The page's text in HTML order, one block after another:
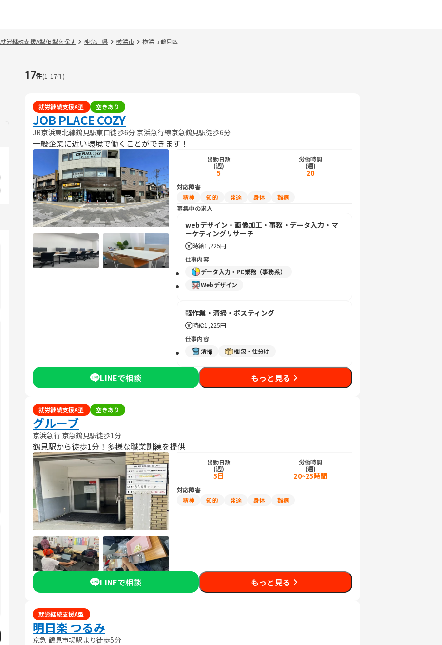
就労継続支援A型/B型を探す 神奈川県 横浜市 横浜市鶴見区
17件(1 -17件)
就労継続支援A型 空きあり
JOB PLACE COZY
JR京浜東北線鶴見駅東口徒歩6分 京浜急行線京急鶴見駅徒歩6分
一般企業に近い環境で働くことができます！
出勤日数
(週)
5
労働時間
(週)
20
対応障害
精神
知的 発達 身体
難病
募集中の求人
webデザイン・画像加工・事務・データ入力・マ
ーケティングリサーチ
時給1,225円
仕事内容
データ入力・PC業務（事務系）
Webデザイン
軽作業・清掃・ポスティング
時給1,225円
仕事内容
清掃
梱包・仕分け
LINEで相談 もっと見る
就労継続支援A型 空きあり
グルーブ
京浜急行 京急鶴見駅徒歩1分
鶴見駅から徒歩1分！多様な職業訓練を提供
出勤日数
(週)
5日
労働時間
(週)
20~25時間
対応障害
精神
知的 発達 身体 難病
LINEで相談 もっと見る
就労継続支援A型
明日楽 つるみ
京急 鶴見市場駅より徒歩5分